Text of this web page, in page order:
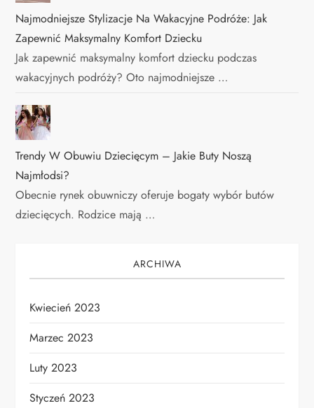
Najmodniejsze Stylizacje Na Wakacyjne Podróże: Jak
Zapewnić Maksymalny Komfort Dziecku
Jak zapewnić maksymalny komfort dziecku podczas
wakacyjnych podróży? Oto najmodniejsze …
Trendy W Obuwiu Dziecięcym – Jakie Buty Noszą
Najmłodsi?
Obecnie rynek obuwniczy oferuje bogaty wybór butów
dziecięcych. Rodzice mają …
ARCHIWA
Kwiecień 2023
Marzec 2023
Luty 2023
Styczeń 2023